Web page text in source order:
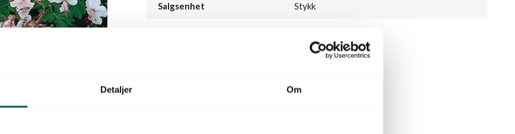
Detaljer Om
Salgsenhet Stykk